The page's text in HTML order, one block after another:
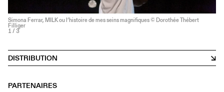
Simona Ferrar, MILK ou l’histoire de mes seins magnifiques © Dorothée Thébert
Filliger
1 / 3
DISTRIBUTION
PARTENAIRES